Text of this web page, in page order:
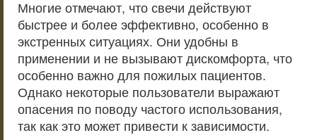
Многие отмечают, что свечи действуют
быстрее и более эффективно, особенно в
экстренных ситуациях. Они удобны в
применении и не вызывают дискомфорта, что
особенно важно для пожилых пациентов.
Однако некоторые пользователи выражают
опасения по поводу частого использования,
так как это может привести к зависимости.